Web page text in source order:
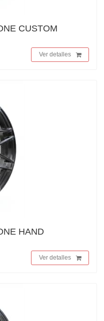
CUSTOM
Ver detalles
HAND
Ver detalles